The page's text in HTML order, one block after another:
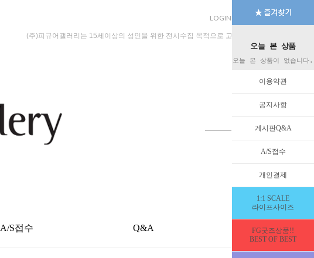
오늘 본 상품
오늘 본 상품이 없습니다.
이용약관
공지사항
게시판Q&A
A/S접수
개인결제
1:1 SCALE
라이프사이즈
FG굿즈상품!!
BEST OF BEST
LOGIN JOIN MYPAGE
(주)피규어갤러리는 15세이상의 성인을 위한 전시수집 목적으로 고안된 수입판매 전문 법인
A/S접수 Q&A EVENT